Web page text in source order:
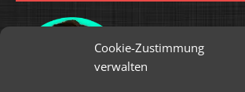
Cookie-Zustimmung
verwalten